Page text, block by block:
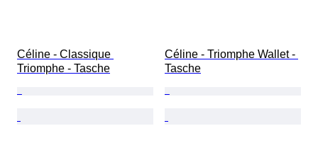
Céline - Classique
Triomphe - Tasche
Céline - Triomphe Wallet -
Tasche